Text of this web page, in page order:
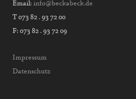
Email: info@beckabeck.de
T 073 82 . 93 72 00
F: 073 82 . 93 72 09
Impressum
Datenschutz